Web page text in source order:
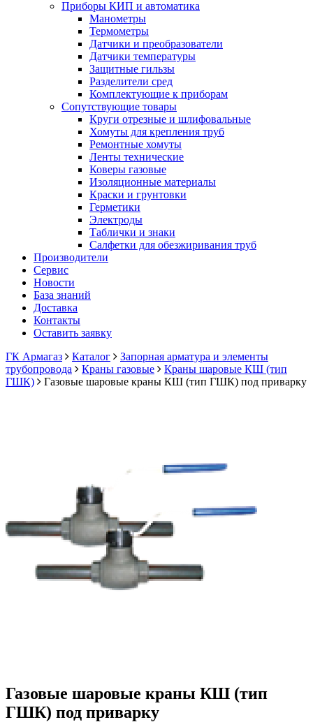
Приборы КИП и автоматика
Манометры
Термометры
Датчики и преобразователи
Датчики температуры
Защитные гильзы
Разделители сред
Комплектующие к приборам
Сопутствующие товары
Круги отрезные и шлифовальные
Хомуты для крепления труб
Ремонтные хомуты
Ленты технические
Коверы газовые
Изоляционные материалы
Краски и грунтовки
Герметики
Электроды
Таблички и знаки
Салфетки для обезжиривания труб
Производители
Сервис
Новости
База знаний
Доставка
Контакты
Оставить заявку
ГК Армагаз
Каталог
Запорная арматура и элементы
трубопровода
Краны газовые
Краны шаровые КШ (тип
ГШК)
Газовые шаровые краны КШ (тип ГШК) под приварку
Газовые шаровые краны КШ (тип
ГШК) под приварку